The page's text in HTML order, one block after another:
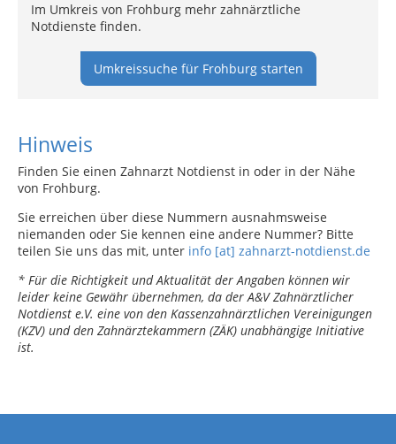
Im Umkreis von Frohburg mehr zahnärztliche
Notdienste finden.
Umkreissuche für Frohburg starten
Hinweis
Finden Sie einen Zahnarzt Notdienst in oder in der Nähe
von Frohburg.
Sie erreichen über diese Nummern ausnahmsweise
niemanden oder Sie kennen eine andere Nummer? Bitte
teilen Sie uns das mit, unter info [at] zahnarzt-notdienst.de
* Für die Richtigkeit und Aktualität der Angaben können wir
leider keine Gewähr übernehmen, da der A&V Zahnärztlicher
Notdienst e.V. eine von den Kassenzahnärztlichen Vereinigungen
(KZV) und den Zahnärztekammern (ZÄK) unabhängige Initiative
ist.